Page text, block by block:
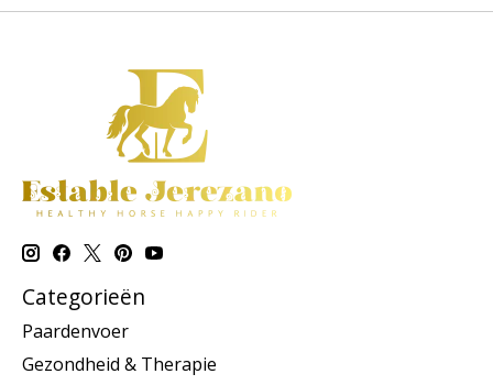
Categorieën
Paardenvoer
Gezondheid & Therapie